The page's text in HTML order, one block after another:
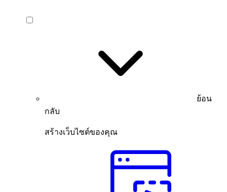
ย้อน
กลับ
สร้างเว็บไซต์ของคุณ